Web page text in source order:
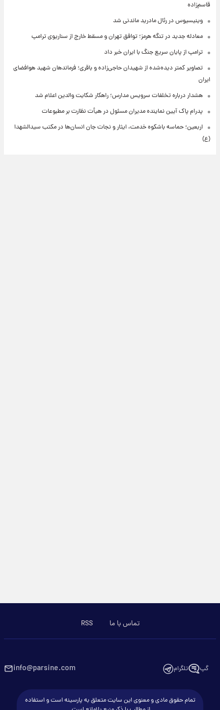
قاسم‌زاده
وینیسیوس در رئال مادرید ماندنی شد
معادله جدید در تنگه هرمز؛ توافق تهران و مسقط خارج از سناریوی ترامپ
ترامپ از پایان سریع جنگ با ایران خبر داد
تصاویر کمتر دیده‌شده از شهیدان حاجی‌زاده و باقری؛ فرماندهان شهید هوافضای
ایران
هشدار درباره تخلفات سرویس مدارس؛ راهکار شکایت والدین اعلام شد
پدرام پاک آیین نماینده مدیران مسئول در هیأت نظارت بر مطبوعات
اربعین؛ حماسه باشکوه خدمت، ایثار و نجات جان انسان‌ها در مکتب سیدالشهدا
(ع)
تماس با ما RSS
گپ تلگرام info@parsine.com
تمام حقوق مادی و معنوی این سایت متعلق به پارسینه است و استفاده